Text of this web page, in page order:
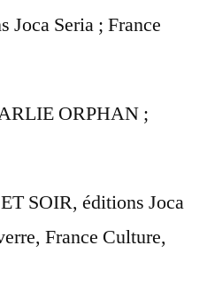
Joca Seria ; France
ORPHAN ;
SOIR, éditions Joca
France Culture,